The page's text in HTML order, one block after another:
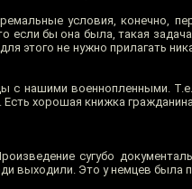
условия, конечно,
если бы она была, такая
этого не нужно прилагать
с нашими военнопленными.
хорошая книжка
сугубо
выходили. Это у немцев была